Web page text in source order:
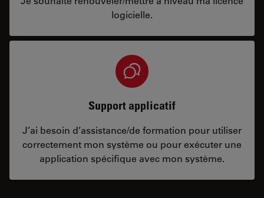
logicielle.
Support applicatif
J’ai besoin d’assistance/de formation pour utiliser
correctement mon système ou pour exécuter une
application spécifique avec mon système.